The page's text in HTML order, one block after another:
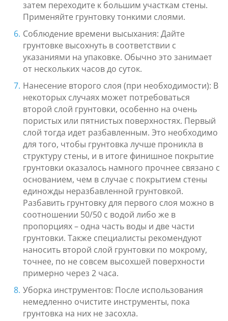
затем переходите к большим участкам стены.
Применяйте грунтовку тонкими слоями.
Соблюдение времени высыхания: Дайте
грунтовке высохнуть в соответствии с
указаниями на упаковке. Обычно это занимает
от нескольких часов до суток.
Нанесение второго слоя (при необходимости): В
некоторых случаях может потребоваться
второй слой грунтовки, особенно на очень
пористых или пятнистых поверхностях. Первый
слой тогда идет разбавленным. Это необходимо
для того, чтобы грунтовка лучше проникла в
структуру стены, и в итоге финишное покрытие
грунтовки оказалось намного прочнее связано с
основанием, чем в случае с покрытием стены
единожды неразбавленной грунтовкой.
Разбавить грунтовку для первого слоя можно в
соотношении 50/50 с водой либо же в
пропорциях – одна часть воды и две части
грунтовки. Также специалисты рекомендуют
наносить второй слой грунтовки по мокрому,
точнее, по не совсем высохшей поверхности
примерно через 2 часа.
Уборка инструментов: После использования
немедленно очистите инструменты, пока
грунтовка на них не засохла.